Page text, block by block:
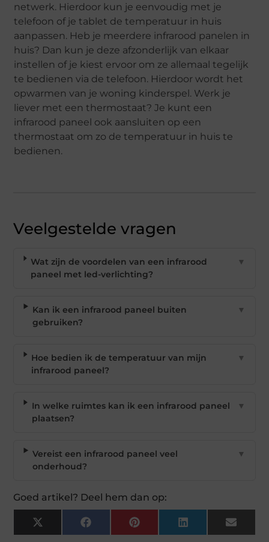
netwerk. Hierdoor kun je eenvoudig met je
telefoon of je tablet de temperatuur in huis
aanpassen. Heb je meerdere infrarood panelen in
huis? Dan kun je deze afzonderlijk van elkaar
instellen of je kiest ervoor om ze allemaal tegelijk
te bedienen via de telefoon. Hierdoor wordt het
opwarmen van je woning kinderspel. Werk je
liever met een thermostaat? Je kunt een
infrarood paneel ook aansluiten op een
thermostaat om zo de temperatuur in huis te
bedienen.
Veelgestelde vragen
Wat zijn de voordelen van een infrarood
paneel met led-verlichting?
▼
Kan ik een infrarood paneel buiten
gebruiken?
▼
Hoe bedien ik de temperatuur van mijn
infrarood paneel?
▼
In welke ruimtes kan ik een infrarood paneel
plaatsen?
▼
Vereist een infrarood paneel veel
onderhoud?
▼
Goed artikel? Deel hem dan op:
X
(Twitter)
Facebook Pinterest LinkedIn Email